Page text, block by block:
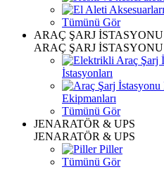
Tümünü Gör
ARAÇ ŞARJ İSTASYONU
ARAÇ ŞARJ İSTASYONU
İstasyonları
Ekipmanları
Tümünü Gör
JENARATÖR & UPS
JENARATÖR & UPS
Piller
Tümünü Gör